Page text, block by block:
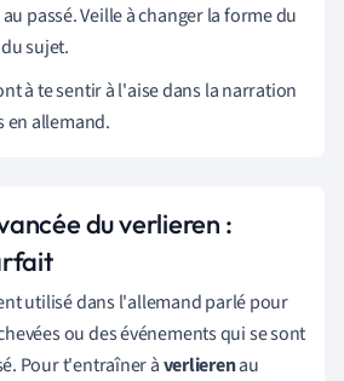
au passé. Veille à changer la forme du
sujet.
à te sentir à l'aise dans la narration
en allemand.
du verlieren :
utilisé dans l'allemand parlé pour
ou des événements qui se sont
Pour t'entraîner àverlierenau